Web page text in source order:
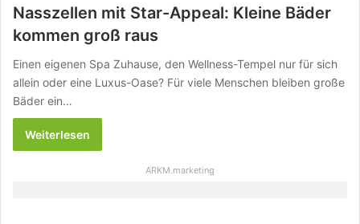
Nasszellen mit Star-Appeal: Kleine Bäder
kommen groß raus
Einen eigenen Spa Zuhause, den Wellness-Tempel nur für sich
allein oder eine Luxus-Oase? Für viele Menschen bleiben große
Bäder ein…
Weiterlesen
ARKM.marketing